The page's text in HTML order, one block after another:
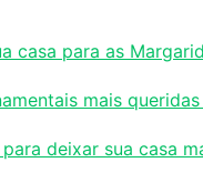
casa para as
mais
deixar sua casa